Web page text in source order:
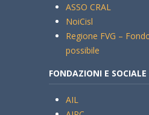
ASSO CRAL
NoiCisl
Regione FVG –
possibile
FONDAZIONI E SOCIALE
AIL